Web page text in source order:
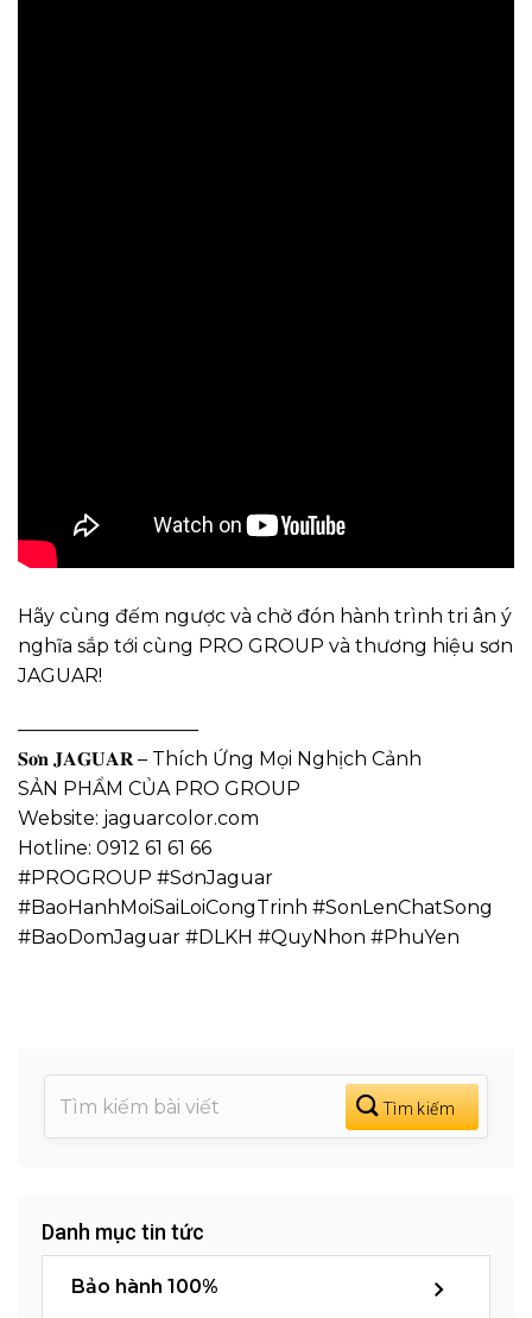
Hãy cùng đếm ngược và chờ đón hành trình tri ân ý
nghĩa sắp tới cùng PRO GROUP và thương hiệu sơn
JAGUAR!
—————————–
𝐒𝐨̛𝐧 𝐉𝐀𝐆𝐔𝐀𝐑 – Thích Ứng Mọi Nghịch Cảnh
SẢN PHẨM CỦA PRO GROUP
Website: jaguarcolor.com
Hotline: 0912 61 61 66
#PROGROUP #SơnJaguar
#BaoHanhMoiSaiLoiCongTrinh #SonLenChatSong
#BaoDomJaguar #DLKH #QuyNhon #PhuYen
Danh mục tin tức
Bảo hành 100%